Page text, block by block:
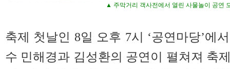
▲ 주막거리 객사전에서 열린 사물놀이 공연
축제 첫날인 8일 오후 7시 ‘공연마당’에
수 민해경과 김성환의 공연이 펼쳐져 축